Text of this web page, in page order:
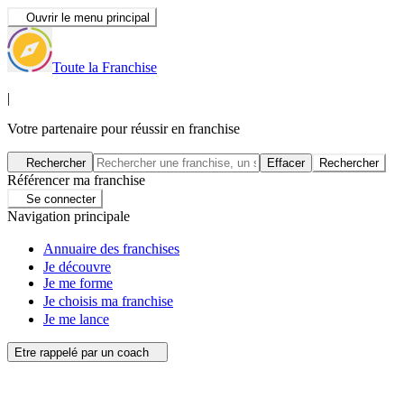
Ouvrir le menu principal
Toute la Franchise
|
Votre partenaire pour réussir en franchise
Rechercher Effacer Rechercher
Référencer ma franchise
Se connecter
Navigation principale
Annuaire des franchises
Je découvre
Je me forme
Je choisis ma franchise
Je me lance
Etre rappelé par un coach